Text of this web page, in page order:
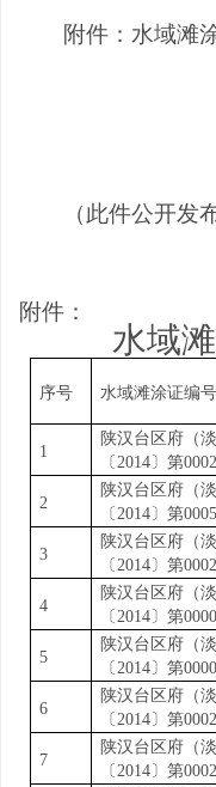
附件：水域滩
（此件公开发
附件：
水域
序号 水域滩涂证编号
1
陕汉台区府（
〔 2014 〕第
2
陕汉台区府（
〔 2014 〕第
3
陕汉台区府（
〔 2014 〕第
4
陕汉台区府（
〔 2014 〕第
5
陕汉台区府（
〔 2014 〕第
6
陕汉台区府（
〔 2014 〕第
7
陕汉台区府（
〔 2014 〕第